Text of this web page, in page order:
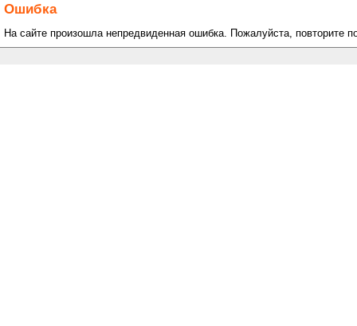
Ошибка
На сайте произошла непредвиденная ошибка. Пожалуйста, повторите